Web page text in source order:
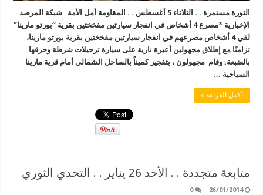
الثورة مستمرة . . الثلاثاء 5 أغسطس . . المقاومة أمل الأمة شبكة المرصد
الإخبارية *مصرع 4 أشخاص في انفجار سيارتين مفخختين بقرية “بورتو مارينا”
لقي 4 أشخاص مصرعهم في انفجار سيارتين مفخختين بقرية بورتو مارينا،
تزامنًا مع إطلاق مجهولين أعيرة نارية على سيارة ترحيلات شرطة وحرقها
بالضبعة. وقام مجهولون ، بتفجير كميناً بالساحل الشمالي أمام قرية مارينا
السياحية …
أكمل القراءة »
متابعة متجددة . . الأحد 26 يناير . . التحدي الثوري
26/01/2014
0